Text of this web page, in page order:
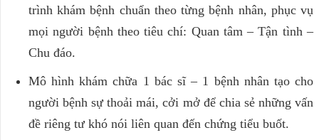
trình khám bệnh chuẩn theo từng bệnh nhân, phục vụ
mọi người bệnh theo tiêu chí: Quan tâm – Tận tình –
Chu đáo.
Mô hình khám chữa 1 bác sĩ – 1 bệnh nhân tạo cho
người bệnh sự thoải mái, cởi mở để chia sẻ những vấn
đề riêng tư khó nói liên quan đến chứng tiểu buốt.